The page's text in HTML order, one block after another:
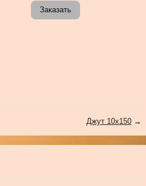
Заказать
Джут 10х150 →